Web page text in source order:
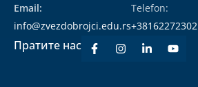
Email:
info@zvezdobrojci.edu.rs
Telefon:
+38162272302
Пратите нас